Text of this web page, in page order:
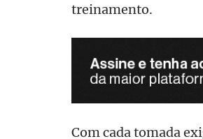
treinamento.
Com cada tomada